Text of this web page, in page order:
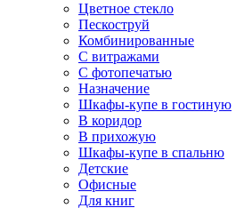
Цветное стекло
Пескоструй
Комбинированные
С витражами
С фотопечатью
Назначение
Шкафы-купе в гостиную
В коридор
В прихожую
Шкафы-купе в спальню
Детские
Офисные
Для книг